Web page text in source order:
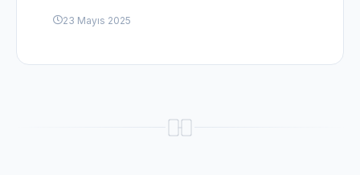
23 Mayıs 2025